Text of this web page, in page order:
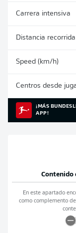
Carrera intensiva
Distancia
Speed (km/h)
Centros desde
¡MÁS
APP!
Contenido
En este apartado
como complemento